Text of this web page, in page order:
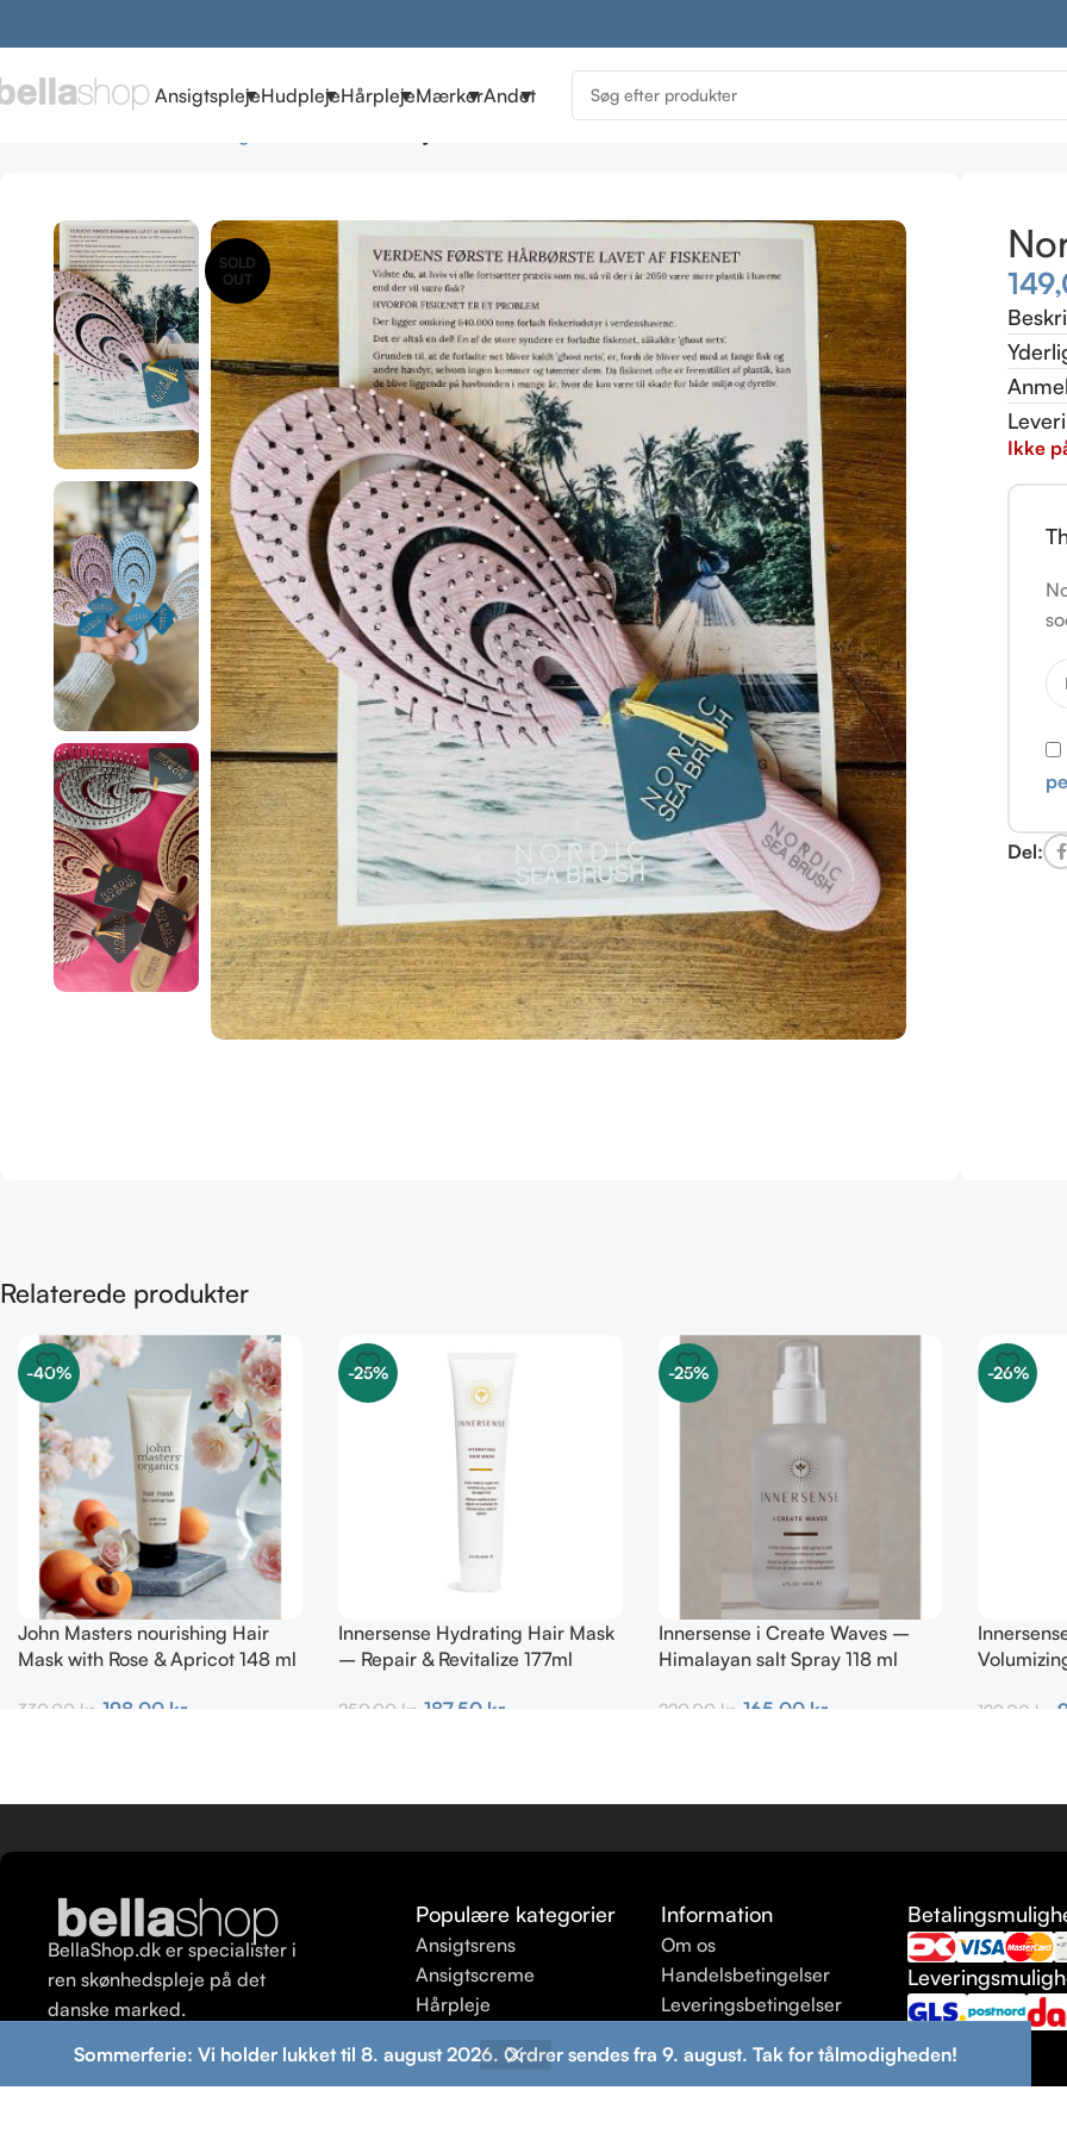
Sommerferie: Vi holder lukket til 8. august 2026. Ordrer sendes fra 9. august. Tak for tålmodigheden!
AnsigtsplejeHudplejeHårplejeMærkerAndet
SOLD
OUT
Ikke
Del:
Relaterede produkter
-40%
John Masters nourishing Hair
Mask with Rose & Apricot 148 ml
330,00 kr. 198,00 kr.
-25%
Innersense Hydrating Hair Mask
– Repair & Revitalize 177ml
250,00 kr. 187,50 kr.
-25%
Innersense i Create Waves –
Himalayan salt Spray 118 ml
220,00 kr. 165,00 kr.
-26%
129,00 kr.
BellaShop.dk er specialister i
ren skønhedspleje på det
danske marked.
Populære kategorier
Ansigtsrens
Ansigtscreme
Hårpleje
Shampoo
Information
Om os
Handelsbetingelser
Leveringsbetingelser
Kontakt os